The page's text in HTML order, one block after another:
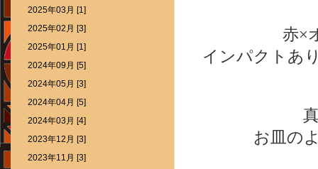
赤×
インパクトあ
お皿の
2025年03月 [1]
2025年02月 [3]
2025年01月 [1]
2024年09月 [5]
2024年05月 [3]
2024年04月 [5]
2024年03月 [4]
2023年12月 [3]
2023年11月 [3]